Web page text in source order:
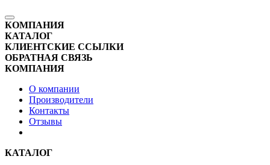
КОМПАНИЯ
КАТАЛОГ
КЛИЕНТСКИЕ ССЫЛКИ
ОБРАТНАЯ СВЯЗЬ
КОМПАНИЯ
О компании
Производители
Контакты
Отзывы
КАТАЛОГ